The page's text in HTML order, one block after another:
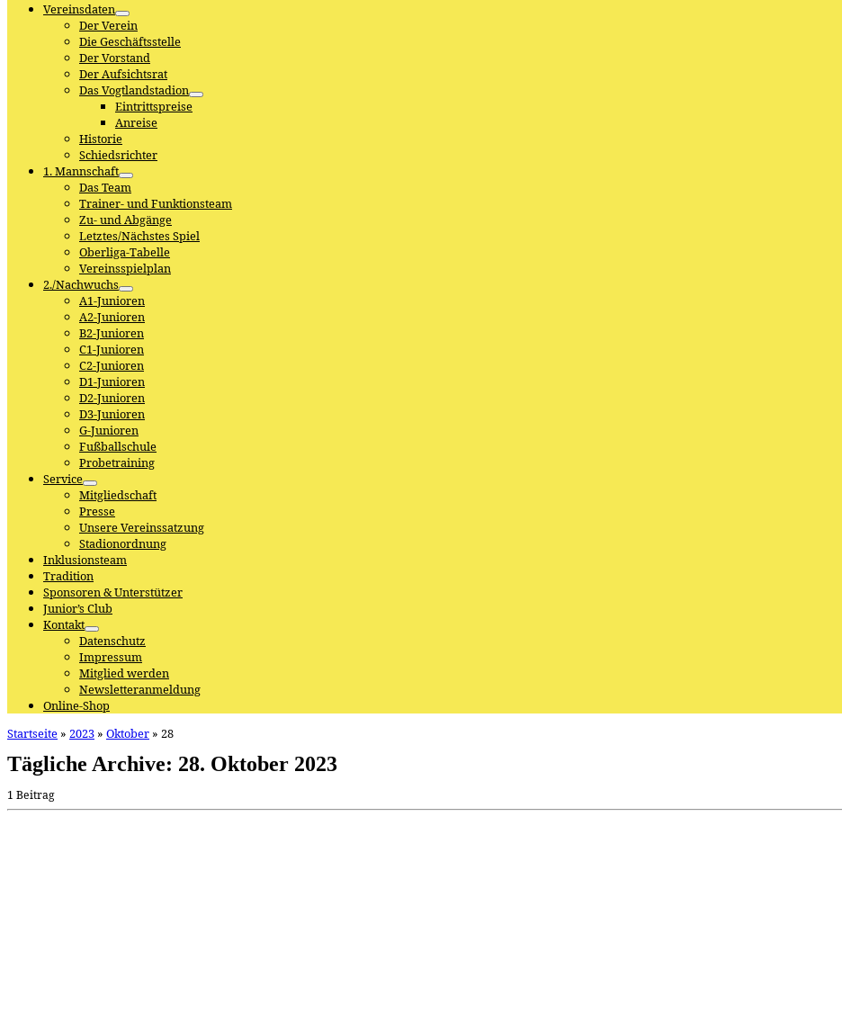
Vereinsdaten
Der Verein
Die Geschäftsstelle
Der Vorstand
Der Aufsichtsrat
Das Vogtlandstadion
Eintrittspreise
Anreise
Historie
Schiedsrichter
1. Mannschaft
Das Team
Trainer- und Funktionsteam
Zu- und Abgänge
Letztes/Nächstes Spiel
Oberliga-Tabelle
Vereinsspielplan
2./Nachwuchs
A1-Junioren
A2-Junioren
B2-Junioren
C1-Junioren
C2-Junioren
D1-Junioren
D2-Junioren
D3-Junioren
G-Junioren
Fußballschule
Probetraining
Service
Mitgliedschaft
Presse
Unsere Vereinssatzung
Stadionordnung
Inklusionsteam
Tradition
Sponsoren & Unterstützer
Junior’s Club
Kontakt
Datenschutz
Impressum
Mitglied werden
Newsletteranmeldung
Online-Shop
Startseite » 2023 » Oktober » 28
Tägliche Archive: 28. Oktober 2023
1 Beitrag